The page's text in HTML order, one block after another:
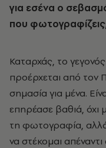
για εσένα ο
που
Καταρχάς, το
προέρχεται από τον
σημασία για μένα.
επηρέασε βαθιά,
τη φωτογραφία,
να στέκομαι